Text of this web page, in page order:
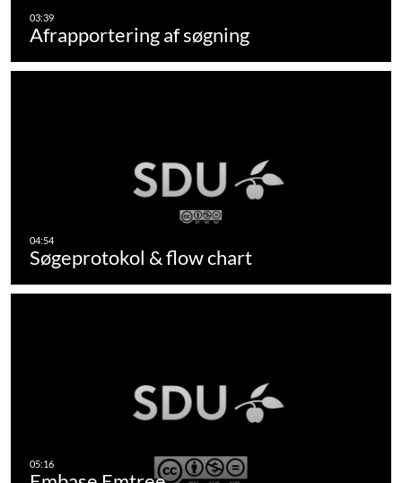
Afrapportering af søgning
Søgeprotokol & flow chart